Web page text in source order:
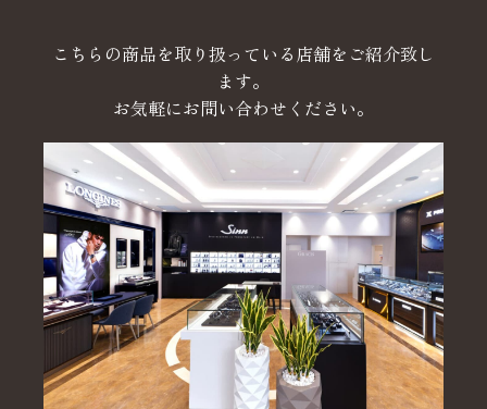
こちらの商品を取り扱っている店舗をご紹介致し
ます。
お気軽にお問い合わせください。